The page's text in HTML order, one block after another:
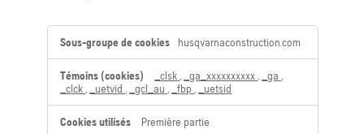
,Cookies
de
performance,Cookies
pour
une
publicité
ciblée
husqvarnaconstruction.com
_clsk _ga_xxxxxxxxxx _ga
_clck
_uetvid _gcl_au _fbp _uetsid
Première partie